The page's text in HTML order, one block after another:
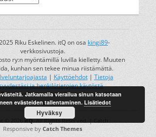
Riku Eskelinen. itQ on osa kingi89-
verkkosivustoja.
ry:n myöntämillä luvilla kielletty. Muuten
kunhan sen tekee minua riistämättä.
| Käyttöehdot| Tietoja
ja henkilötietojen käytöstä
Eskelisen rekisteröity tavaramerkki.
itQ. All Rights Reserved. | Catch
Responsive by Catch Themes
Jatkamalla vierailua sinun katsotaan
evästeiden tallentaminen.Lisätiedot
Hyväksy